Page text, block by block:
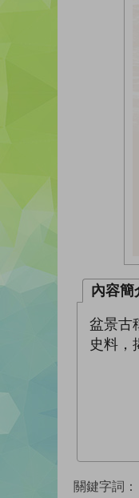
內容簡
盆景古
史料，
關鍵字詞：